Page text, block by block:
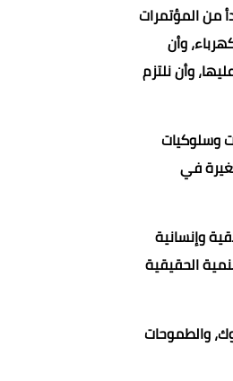
من المؤتمرات
وأن
وأن نلتزم
وسلوكيات
في
وإنسانية
الحقيقية
والطموحات